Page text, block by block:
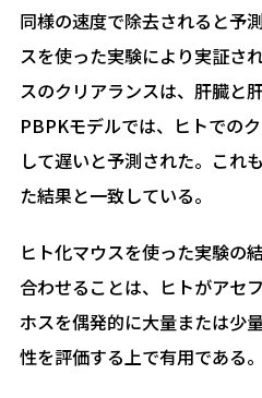
同様の速度で除去されると予
スを使った実験により実証さ
スのクリアランスは、肝臓と
PBPKモデルでは、ヒトでの
して遅いと予測された。これ
た結果と一致している。
ヒト化マウスを使った実験の
合わせることは、ヒトがアセ
ホスを偶発的に大量または少
性を評価する上で有用である。